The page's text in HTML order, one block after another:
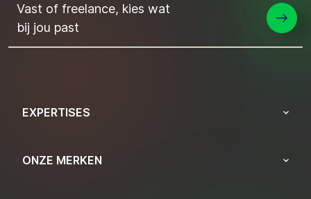
Vast of freelance, kies wat
bij jou past
EXPERTISES
ONZE MERKEN